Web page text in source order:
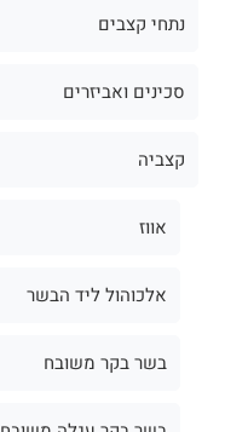
נתחי קצבים
סכינים ואביזרים
קצביה
אווז
אלכוהול ליד הבשר
בשר בקר משובח